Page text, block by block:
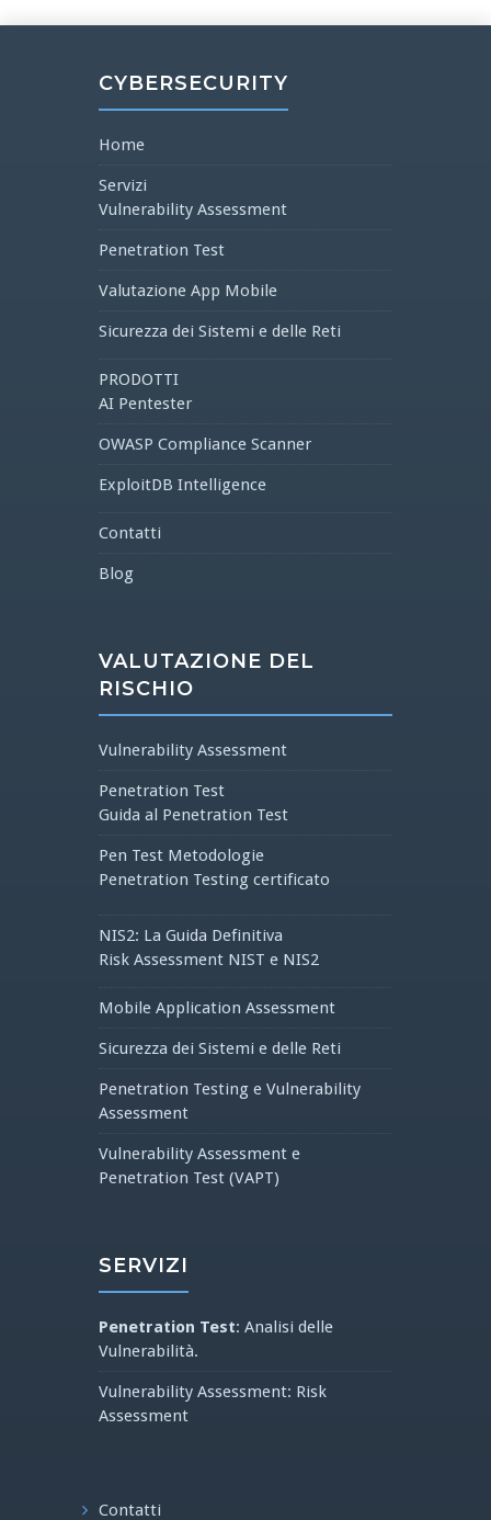
CYBERSECURITY
Home
Servizi
Vulnerability Assessment
Penetration Test
Valutazione App Mobile
Sicurezza dei Sistemi e delle Reti
PRODOTTI
AI Pentester
OWASP Compliance Scanner
ExploitDB Intelligence
Contatti
Blog
VALUTAZIONE DEL
RISCHIO
Vulnerability Assessment
Penetration Test
Guida al Penetration Test
Pen Test Metodologie
Penetration Testing certificato
NIS2: La Guida Definitiva
Risk Assessment NIST e NIS2
Mobile Application Assessment
Sicurezza dei Sistemi e delle Reti
Penetration Testing e Vulnerability
Assessment
Vulnerability Assessment e
Penetration Test (VAPT)
SERVIZI
Penetration Test: Analisi delle
Vulnerabilità.
Vulnerability Assessment: Risk
Assessment
Contatti